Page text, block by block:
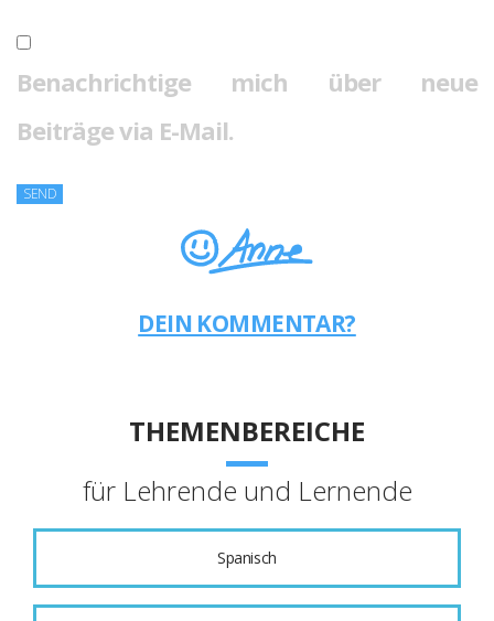
Benachrichtige mich über neue
Beiträge via E-Mail.
DEIN KOMMENTAR?
THEMENBEREICHE
für Lehrende und Lernende
Spanisch